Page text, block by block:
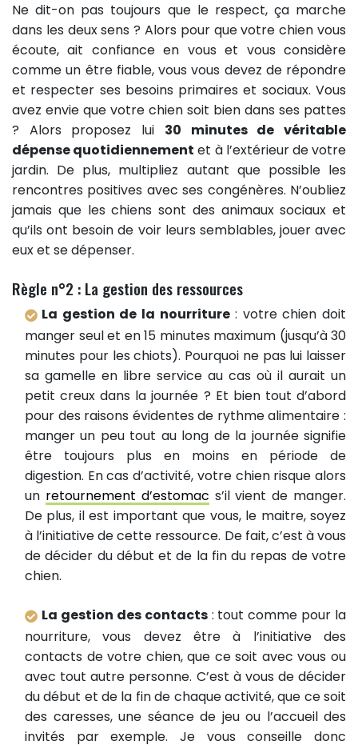
Ne dit-on pas toujours que le respect, ça marche
dans les deux sens ? Alors pour que votre chien vous
écoute, ait confiance en vous et vous considère
comme un être fiable, vous vous devez de répondre
et respecter ses besoins primaires et sociaux. Vous
avez envie que votre chien soit bien dans ses pattes
? Alors proposez lui 30 minutes de véritable
dépense quotidiennement et à l’extérieur de votre
jardin. De plus, multipliez autant que possible les
rencontres positives avec ses congénères. N’oubliez
jamais que les chiens sont des animaux sociaux et
qu’ils ont besoin de voir leurs semblables, jouer avec
eux et se dépenser.
Règle n°2 : La gestion des ressources
La gestion de la nourriture: votre chien doit
manger seul et en 15 minutes maximum (jusqu’à 30
minutes pour les chiots). Pourquoi ne pas lui laisser
sa gamelle en libre service au cas où il aurait un
petit creux dans la journée ? Et bien tout d’abord
pour des raisons évidentes de rythme alimentaire :
manger un peu tout au long de la journée signifie
être toujours plus en moins en période de
digestion. En cas d’activité, votre chien risque alors
un retournement d’estomac s’il vient de manger.
De plus, il est important que vous, le maitre, soyez
à l’initiative de cette ressource. De fait, c’est à vous
de décider du début et de la fin du repas de votre
chien.
La gestion des contacts: tout comme pour la
nourriture, vous devez être à l’initiative des
contacts de votre chien, que ce soit avec vous ou
avec tout autre personne. C’est à vous de décider
du début et de la fin de chaque activité, que ce soit
des caresses, une séance de jeu ou l’accueil des
invités par exemple. Je vous conseille donc